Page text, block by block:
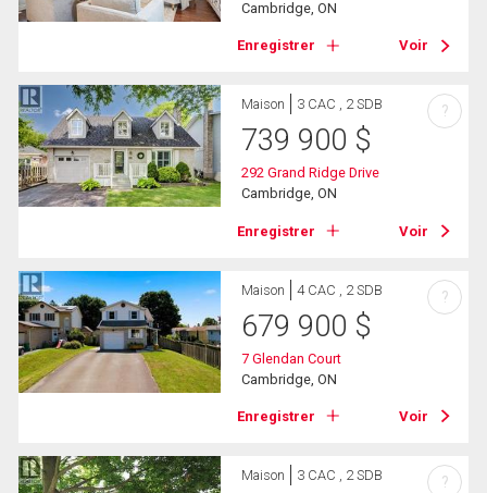
Cambridge, ON
Enregistrer Voir
Maison 3 CAC , 2 SDB
739 900 $
292 Grand Ridge Drive
Cambridge, ON
Enregistrer Voir
?
Maison 4 CAC , 2 SDB
679 900 $
7 Glendan Court
Cambridge, ON
Enregistrer Voir
?
Maison 3 CAC , 2 SDB ?